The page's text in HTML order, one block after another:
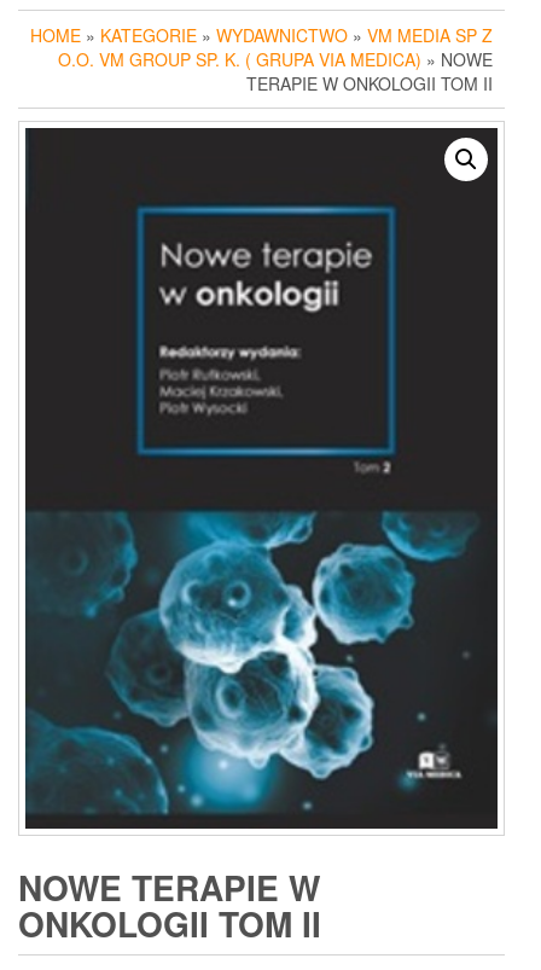
HOME » KATEGORIE » WYDAWNICTWO » VM MEDIA SP Z
O.O. VM GROUP SP. K. ( GRUPA VIA MEDICA) » NOWE
TERAPIE W ONKOLOGII TOM II
NOWE TERAPIE W
ONKOLOGII TOM II